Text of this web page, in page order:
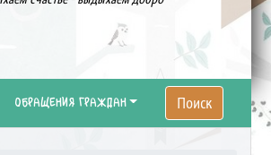
ОБРАЩЕНИЯ ГРАЖДАН Поиск